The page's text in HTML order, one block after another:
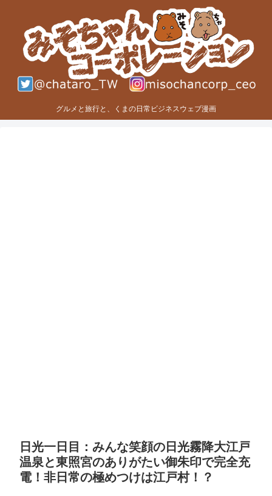
グルメと旅行と、くまの日常ビジネスウェブ漫画
日光一日目：みんな笑顔の日光霧降大江戸
温泉と東照宮のありがたい御朱印で完全充
電！非日常の極めつけは江戸村！？